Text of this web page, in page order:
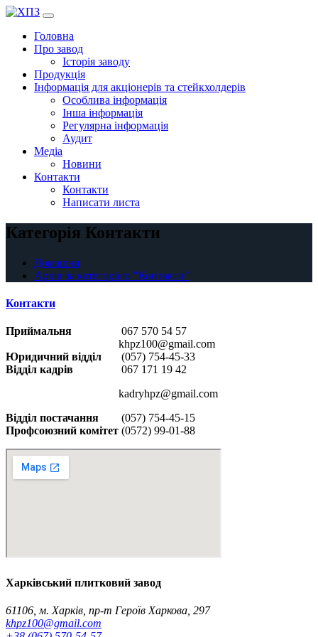
Перейти
вмістуГоловна
Про завод
Історія заводу
Продукція
Інформація для акціонерів та стейкхолдерів
Особлива інформація
Інша інформація
Регулярна інформація
Аудит
Медіа
Новини
Контакти
Контакти
Написати листа
Категорія Контакти
Домашня
Архів за категорією "Контакти"
Контакти
Приймальня
067 570 54 57
khpz100@gmail.com
Юридичний відділ
(057) 754-45-33
Відділ кадрів
067 171 19 42
kadryhpz@gmail.com
Відділ постачання
(057) 754-45-15
Профсоюзний комітет (0572) 99-01-88
Харківський плитковий завод
61106, м. Харків, пр-т Героїв Харкова, 297
khpz100@gmail.com